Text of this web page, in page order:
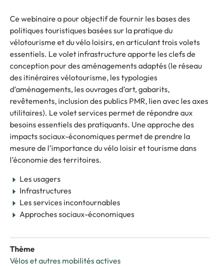
Ce webinaire a pour objectif de fournir les bases des
politiques touristiques basées sur la pratique du
vélotourisme et du vélo loisirs, en articulant trois volets
essentiels. Le volet infrastructure apporte les clefs de
conception pour des aménagements adaptés (le réseau
des itinéraires vélotourisme, les typologies
d’aménagements, les ouvrages d’art, gabarits,
revêtements, inclusion des publics PMR, lien avec les axes
utilitaires). Le volet services permet de répondre aux
besoins essentiels des pratiquants. Une approche des
impacts sociaux-économiques permet de prendre la
mesure de l’importance du vélo loisir et tourisme dans
l’économie des territoires.
Les usagers
Infrastructures
Les services incontournables
Approches sociaux-économiques
Thème
Vélos et autres mobilités actives